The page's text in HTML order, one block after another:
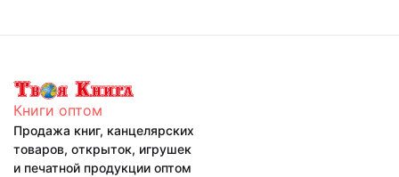
Книги оптом
Продажа книг, канцелярских
товаров, открыток, игрушек
и печатной продукции оптом